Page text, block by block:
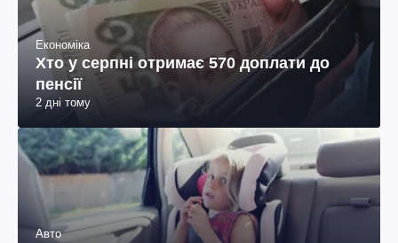
Економіка
Хто у серпні отримає 570 доплати до
пенсії
2 дні тому
Авто